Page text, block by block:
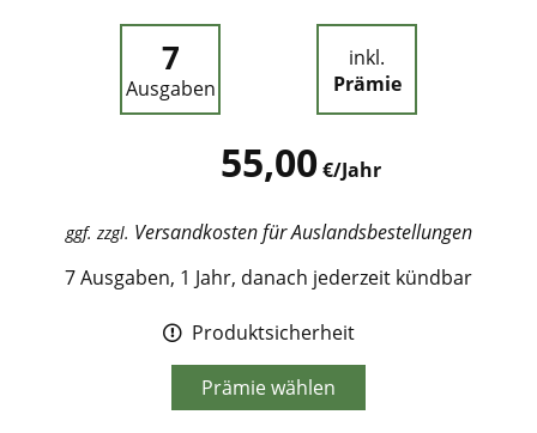
7
Ausgaben
inkl.
Prämie
55,00€/Jahr
ggf. zzgl. Versandkosten für Auslandsbestellungen
7 Ausgaben, 1 Jahr, danach jederzeit kündbar
Produktsicherheit
Prämie wählen